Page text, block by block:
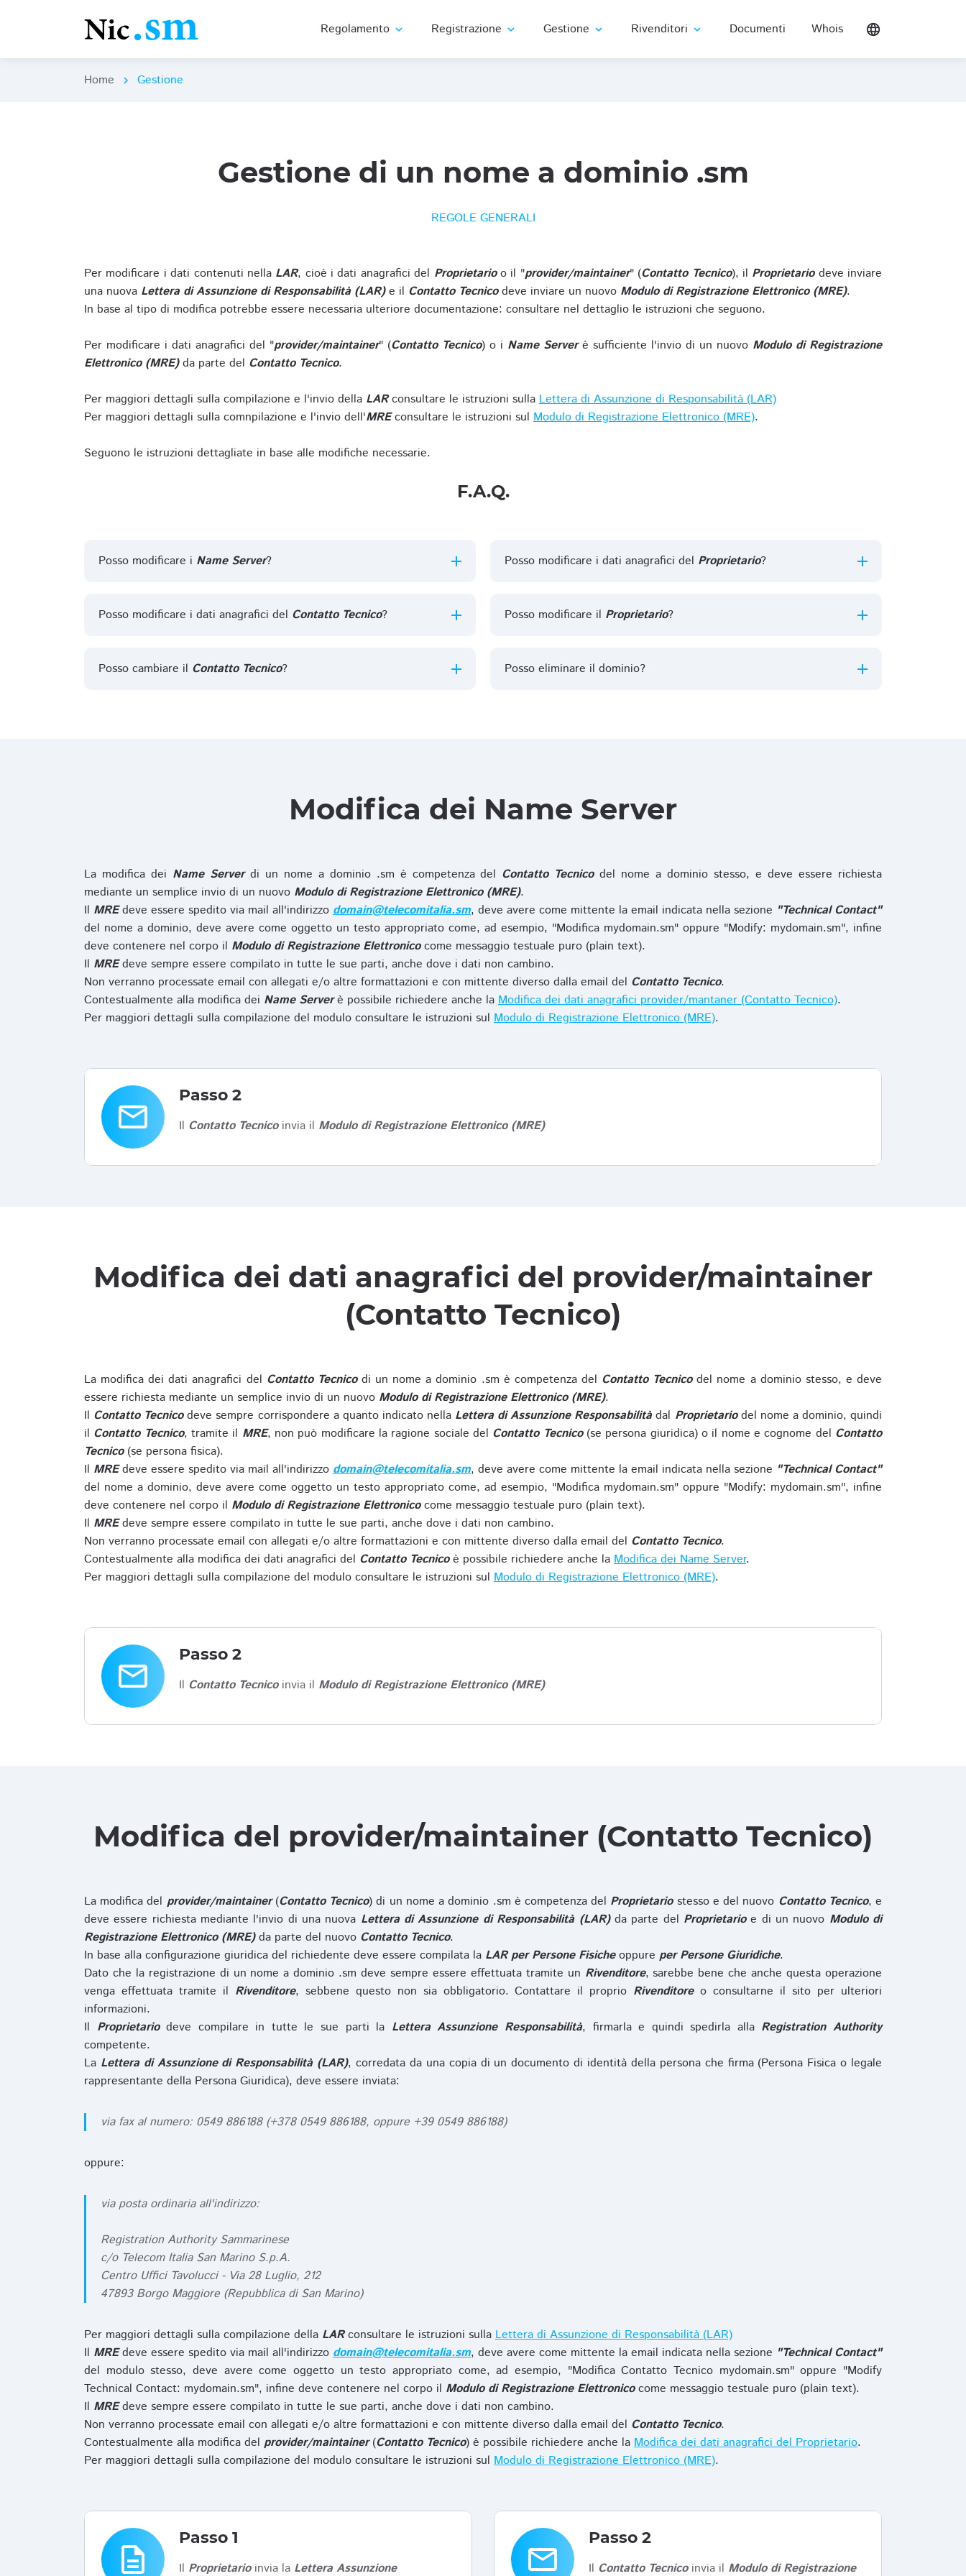
Regolamento expand_more Registrazione expand_more Gestione expand_more Rivenditori expand_more Documenti Whois language
Home chevron_right Gestione
Gestione di un nome a dominio .sm
REGOLE GENERALI
Per modificare i dati contenuti nella LAR, cioè i dati anagrafici del Proprietarioo il "provider/maintainer" (Contatto Tecnico), il Proprietariodeve inviare
una nuova Lettera di Assunzione di Responsabilità (LAR)e il Contatto Tecnicodeve inviare un nuovo Modulo di Registrazione Elettronico (MRE).
In base al tipo di modifica potrebbe essere necessaria ulteriore documentazione: consultare nel dettaglio le istruzioni che seguono.
Per modificare i dati anagrafici del "provider/maintainer" (Contatto Tecnico) o i Name Serverè sufficiente l'invio di un nuovo Modulo di Registrazione
Elettronico (MRE)da parte del Contatto Tecnico.
Per maggiori dettagli sulla compilazione e l'invio della LARconsultare le istruzioni sulla Lettera di Assunzione di Responsabilità (LAR)
Per maggiori dettagli sulla comnpilazione e l'invio dell'MREconsultare le istruzioni sul Modulo di Registrazione Elettronico (MRE).
Seguono le istruzioni dettagliate in base alle modifiche necessarie.
F.A.Q.
Posso modificare i Name Server?
Posso modificare i dati anagrafici del Contatto Tecnico?
Posso cambiare il Contatto Tecnico?
Posso modificare i dati anagrafici del Proprietario?
Posso modificare il Proprietario?
Posso eliminare il dominio?
Modifica dei Name Server
La modifica dei Name Serverdi un nome a dominio .sm è competenza del Contatto Tecnicodel nome a dominio stesso, e deve essere richiesta
mediante un semplice invio di un nuovo Modulo di Registrazione Elettronico (MRE).
Il MREdeve essere spedito via mail all'indirizzo domain@telecomitalia.sm, deve avere come mittente la email indicata nella sezione "Technical Contact"
del nome a dominio, deve avere come oggetto un testo appropriato come, ad esempio, "Modifica mydomain.sm" oppure "Modify: mydomain.sm", infine
deve contenere nel corpo il Modulo di Registrazione Elettronicocome messaggio testuale puro (plain text).
Il MREdeve sempre essere compilato in tutte le sue parti, anche dove i dati non cambino.
Non verranno processate email con allegati e/o altre formattazioni e con mittente diverso dalla email del Contatto Tecnico.
Contestualmente alla modifica dei Name Serverè possibile richiedere anche la Modifica dei dati anagrafici provider/mantaner (Contatto Tecnico).
Per maggiori dettagli sulla compilazione del modulo consultare le istruzioni sul Modulo di Registrazione Elettronico (MRE).
email
Passo 2
Il Contatto Tecnicoinvia il Modulo di Registrazione Elettronico (MRE)
Modifica dei dati anagrafici del provider/maintainer
(Contatto Tecnico)
La modifica dei dati anagrafici del Contatto Tecnicodi un nome a dominio .sm è competenza del Contatto Tecnicodel nome a dominio stesso, e deve
essere richiesta mediante un semplice invio di un nuovo Modulo di Registrazione Elettronico (MRE).
Il Contatto Tecnicodeve sempre corrispondere a quanto indicato nella Lettera di Assunzione Responsabilitàdal Proprietariodel nome a dominio, quindi
il Contatto Tecnico, tramite il MRE, non può modificare la ragione sociale del Contatto Tecnico(se persona giuridica) o il nome e cognome del Contatto
Tecnico(se persona fisica).
Il MREdeve essere spedito via mail all'indirizzo domain@telecomitalia.sm, deve avere come mittente la email indicata nella sezione "Technical Contact"
del nome a dominio, deve avere come oggetto un testo appropriato come, ad esempio, "Modifica mydomain.sm" oppure "Modify: mydomain.sm", infine
deve contenere nel corpo il Modulo di Registrazione Elettronicocome messaggio testuale puro (plain text).
Il MREdeve sempre essere compilato in tutte le sue parti, anche dove i dati non cambino.
Non verranno processate email con allegati e/o altre formattazioni e con mittente diverso dalla email del Contatto Tecnico.
Contestualmente alla modifica dei dati anagrafici del Contatto Tecnicoè possibile richiedere anche la Modifica dei Name Server.
Per maggiori dettagli sulla compilazione del modulo consultare le istruzioni sul Modulo di Registrazione Elettronico (MRE).
email
Passo 2
Il Contatto Tecnicoinvia il Modulo di Registrazione Elettronico (MRE)
Modifica del provider/maintainer (Contatto Tecnico)
La modifica del provider/maintainer(Contatto Tecnico) di un nome a dominio .sm è competenza del Proprietariostesso e del nuovo Contatto Tecnico, e
deve essere richiesta mediante l'invio di una nuova Lettera di Assunzione di Responsabilità (LAR)da parte del Proprietarioe di un nuovo Modulo di
Registrazione Elettronico (MRE)da parte del nuovo Contatto Tecnico.
In base alla configurazione giuridica del richiedente deve essere compilata la LAR per Persone Fisicheoppure per Persone Giuridiche.
Dato che la registrazione di un nome a dominio .sm deve sempre essere effettuata tramite un Rivenditore, sarebbe bene che anche questa operazione
venga effettuata tramite il Rivenditore, sebbene questo non sia obbligatorio. Contattare il proprio Rivenditoreo consultarne il sito per ulteriori
informazioni.
Il Proprietariodeve compilare in tutte le sue parti la Lettera Assunzione Responsabilità, firmarla e quindi spedirla alla Registration Authority
competente.
La Lettera di Assunzione di Responsabilità (LAR), corredata da una copia di un documento di identità della persona che firma (Persona Fisica o legale
rappresentante della Persona Giuridica), deve essere inviata:
via fax al numero: 0549 886188 (+378 0549 886188, oppure +39 0549 886188)
oppure:
via posta ordinaria all'indirizzo:
Registration Authority Sammarinese
c/o Telecom Italia San Marino S.p.A.
Centro Uffici Tavolucci - Via 28 Luglio, 212
47893 Borgo Maggiore (Repubblica di San Marino)
Per maggiori dettagli sulla compilazione della LARconsultare le istruzioni sulla Lettera di Assunzione di Responsabilità (LAR)
Il MREdeve essere spedito via mail all'indirizzo domain@telecomitalia.sm, deve avere come mittente la email indicata nella sezione "Technical Contact"
del modulo stesso, deve avere come oggetto un testo appropriato come, ad esempio, "Modifica Contatto Tecnico mydomain.sm" oppure "Modify
Technical Contact: mydomain.sm", infine deve contenere nel corpo il Modulo di Registrazione Elettronicocome messaggio testuale puro (plain text).
Il MREdeve sempre essere compilato in tutte le sue parti, anche dove i dati non cambino.
Non verranno processate email con allegati e/o altre formattazioni e con mittente diverso dalla email del Contatto Tecnico.
Contestualmente alla modifica del provider/maintainer(Contatto Tecnico) è possibile richiedere anche la Modifica dei dati anagrafici del Proprietario.
Per maggiori dettagli sulla compilazione del modulo consultare le istruzioni sul Modulo di Registrazione Elettronico (MRE).
description
Passo 1
Il Proprietarioinvia la Lettera Assunzione email
Passo 2
Il Contatto Tecnicoinvia il Modulo di Registrazione